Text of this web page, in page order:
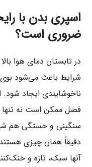
اسپری بدن با
ضروری است؟
در تابستان دمای هوا
شرایط باعث می‌شود
ناخوشایندی ایجاد
فصل ممکن است نه
سنگینی و خستگی هم
دقیقاً همان چیزی هستند
آنها سبک، تازه و